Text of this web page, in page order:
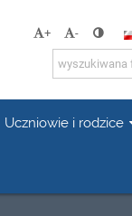
+ -
Uczniowie i rodzice